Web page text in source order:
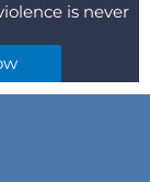
is never